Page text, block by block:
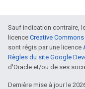
Sauf indication contraire,
licence Creative
sont régis par une licence
Règles du site Google
d'Oracle et/ou de ses
Dernière mise à jour le